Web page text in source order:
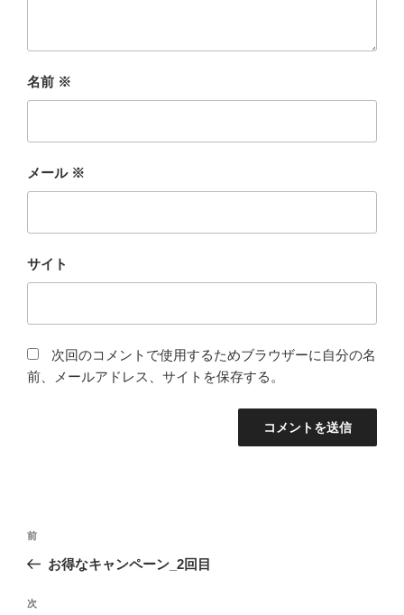
名前 ※
メール ※
サイト
次回のコメントで使用するためブラウザーに自分の名
前、メールアドレス、サイトを保存する。
投
ビ
前
の
稿
前
お得なキャンペーン_2回目
次
次